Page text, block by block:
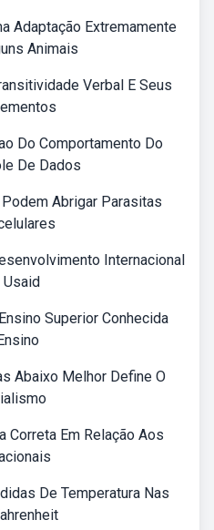
Adaptação Extremamente
Animais
Verbal E Seus
Do Comportamento Do
De Dados
Abrigar Parasitas
Internacional
Usaid
Superior Conhecida
Abaixo Melhor Define O
Correta Em Relação Aos
De Temperatura Nas